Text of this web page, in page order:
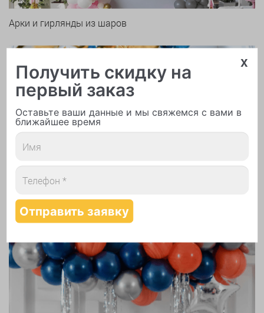
Арки и гирлянды из шаров
Надутие шаров гелием
x
Получить скидку на
первый заказ
Оставьте ваши данные и мы свяжемся с вами в
ближайшее время